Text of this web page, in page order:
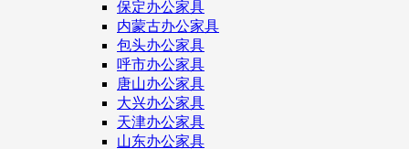
保定办公家具
内蒙古办公家具
包头办公家具
呼市办公家具
唐山办公家具
大兴办公家具
天津办公家具
山东办公家具